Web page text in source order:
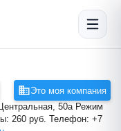
Это моя компания
50а Режим
260 руб. Телефон: +7
№8